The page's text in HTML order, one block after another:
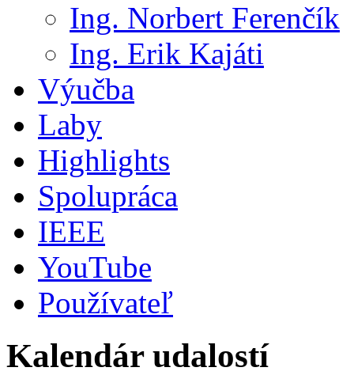
Ing. Norbert Ferenčík
Ing. Erik Kajáti
Výučba
Laby
Highlights
Spolupráca
IEEE
YouTube
Používateľ
Kalendár udalostí